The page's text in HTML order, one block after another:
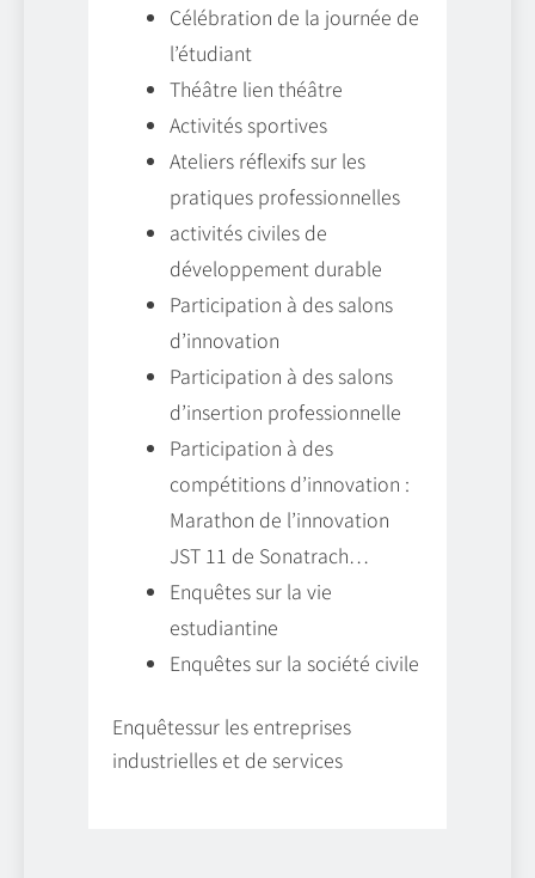
Célébration de la journée de
l’étudiant
Théâtre lien théâtre
Activités sportives
Ateliers réflexifs sur les
pratiques professionnelles
activités civiles de
développement durable
Participation à des salons
d’innovation
Participation à des salons
d’insertion professionnelle
Participation à des
compétitions d’innovation :
Marathon de l’innovation
JST 11 de Sonatrach…
Enquêtes sur la vie
estudiantine
Enquêtes sur la société civile
Enquêtessur les entreprises
industrielles et de services